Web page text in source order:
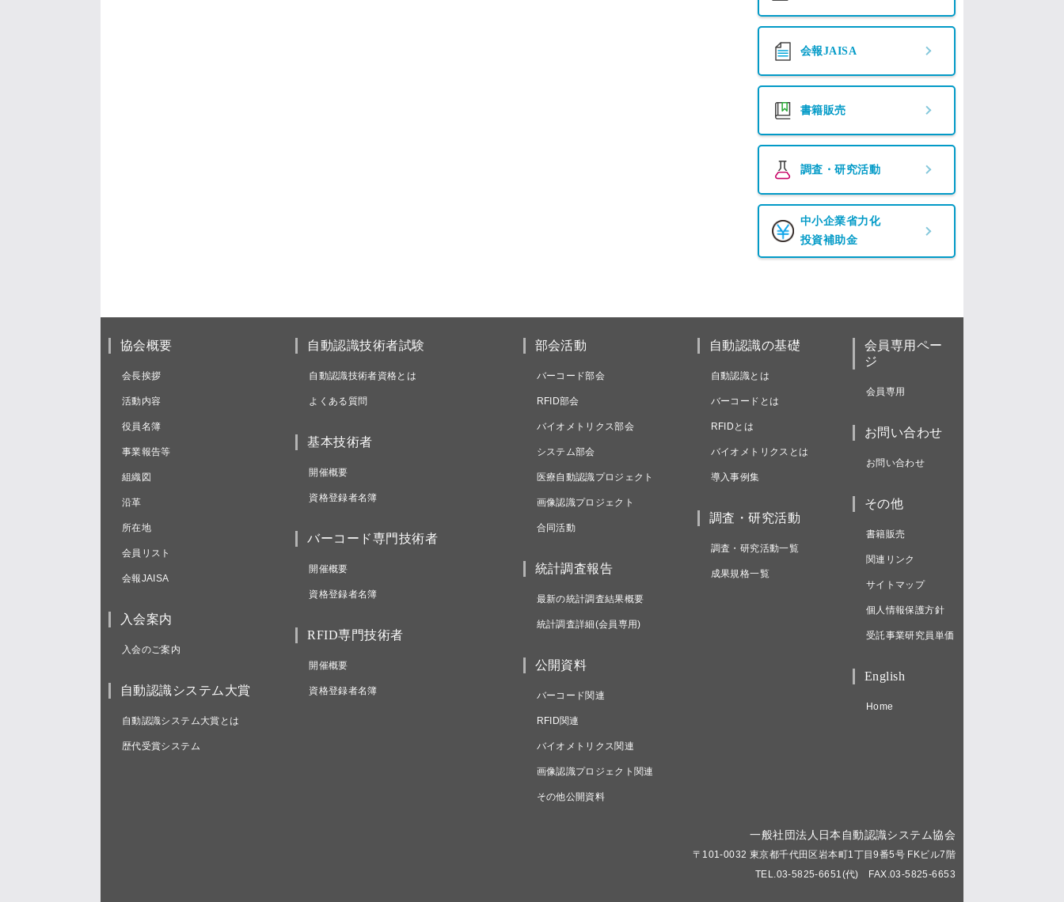
会報JAISA
書籍販売
調査・研究活動
中小企業省力化
投資補助金
協会概要
会長挨拶
活動内容
役員名簿
事業報告等
組織図
沿革
所在地
会員リスト
会報JAISA
入会案内
入会のご案内
自動認識システム大賞
自動認識システム大賞とは
歴代受賞システム
自動認識技術者試験
自動認識技術者資格とは
よくある質問
基本技術者
開催概要
資格登録者名簿
バーコード専門技術者
開催概要
資格登録者名簿
RFID専門技術者
開催概要
資格登録者名簿
部会活動
バーコード部会
RFID部会
バイオメトリクス部会
システム部会
医療自動認識プロジェクト
画像認識プロジェクト
合同活動
統計調査報告
最新の統計調査結果概要
統計調査詳細(会員専用)
公開資料
バーコード関連
RFID関連
バイオメトリクス関連
画像認識プロジェクト関連
その他公開資料
自動認識の基礎
自動認識とは
バーコードとは
RFIDとは
バイオメトリクスとは
導入事例集
調査・研究活動
調査・研究活動一覧
成果規格一覧
会員専用ペー
ジ
会員専用
お問い合わせ
お問い合わせ
その他
書籍販売
関連リンク
サイトマップ
個人情報保護方針
受託事業研究員単価
English
Home
一般社団法人日本自動認識システム協会
〒101-0032 東京都千代田区岩本町1丁目9番5号 FKビル7階
TEL.03-5825-6651(代) FAX.03-5825-6653